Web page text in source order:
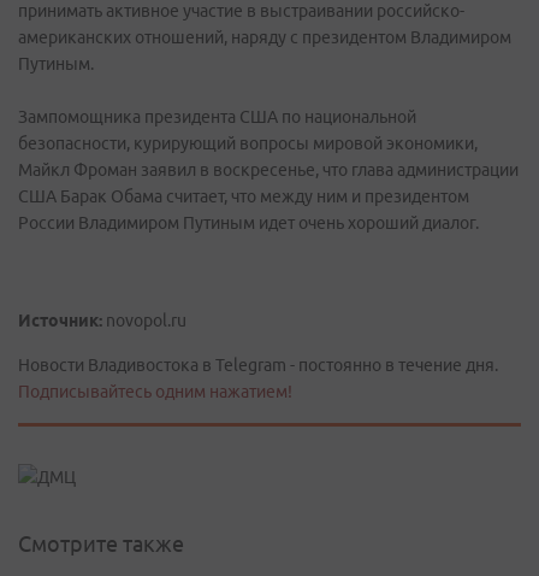
принимать активное участие в выстраивании российско-
американских отношений, наряду с президентом Владимиром
Путиным.
Зампомощника президента США по национальной
безопасности, курирующий вопросы мировой экономики,
Майкл Фроман заявил в воскресенье, что глава администрации
США Барак Обама считает, что между ним и президентом
России Владимиром Путиным идет очень хороший диалог.
Источник: novopol.ru
Новости Владивостока в Telegram - постоянно в течение дня.
Подписывайтесь одним нажатием!
Смотрите также